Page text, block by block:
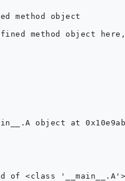
method object
method object here,
object at
of <class